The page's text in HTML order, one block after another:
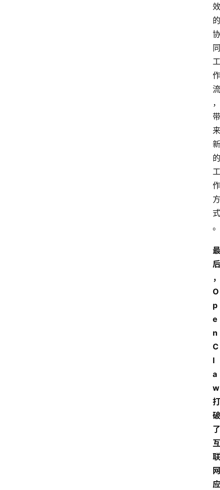
效
的
协
同
工
作
流
，
带
来
新
的
工
作
方
式
。
最
后
，
O
p
e
n
C
l
a
w
打
破
了
互
联
网
应